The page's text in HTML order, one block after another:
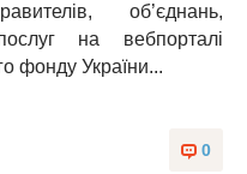
об’єднань,
на вебпорталі
фонду України...
0